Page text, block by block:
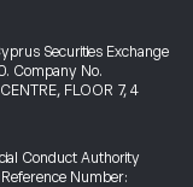
Securities Exchange
Company No.
FLOOR 7, 4
Conduct Authority
Number: